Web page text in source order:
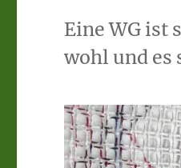
Eine WG ist
wohl und es